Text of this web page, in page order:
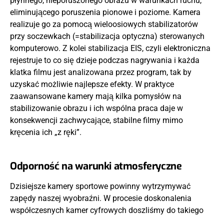
eliminującego poruszenia pionowe i poziome. Kamera
realizuje go za pomocą wieloosiowych stabilizatorów
przy soczewkach (=stabilizacja optyczna) sterowanych
komputerowo. Z kolei stabilizacja EIS, czyli elektroniczna
rejestruje to co się dzieje podczas nagrywania i każda
klatka filmu jest analizowana przez program, tak by
uzyskać możliwie najlepsze efekty. W praktyce
zaawansowane kamery mają kilka pomysłów na
stabilizowanie obrazu i ich wspólna praca daje w
konsekwencji zachwycające, stabilne filmy mimo
kręcenia ich „z ręki”.
Odporność na warunki atmosferyczne
Dzisiejsze kamery sportowe powinny wytrzymywać
zapędy naszej wyobraźni. W procesie doskonalenia
współczesnych kamer cyfrowych doszliśmy do takiego